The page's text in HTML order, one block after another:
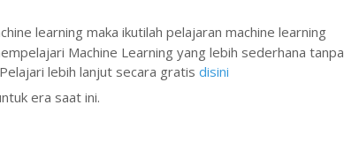
learning maka ikutilah pelajaran machine learning
Machine Learning yang lebih sederhana tanpa
lebih lanjut secara gratis disini
era saat ini.